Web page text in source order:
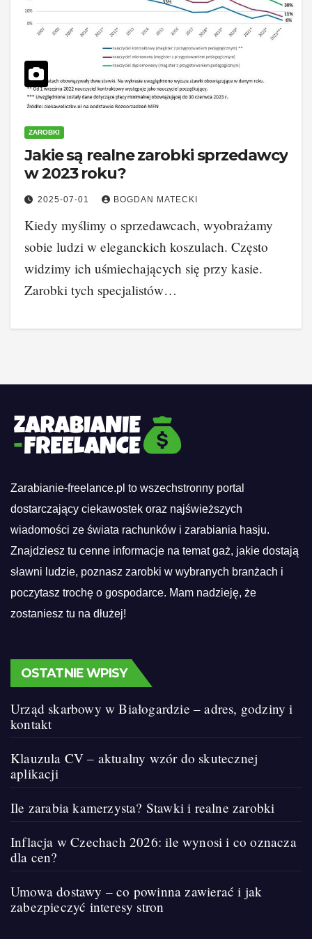
ZAROBKI
Jakie są realne zarobki sprzedawcy
w 2023 roku?
2025-07-01 BOGDAN MATECKI
Kiedy myślimy o sprzedawcach, wyobrażamy
sobie ludzi w eleganckich koszulach. Często
widzimy ich uśmiechających się przy kasie.
Zarobki tych specjalistów…
Zarabianie-freelance.pl to wszechstronny portal
dostarczający ciekawostek oraz najświeższych
wiadomości ze świata rachunków i zarabiania hasju.
Znajdziesz tu cenne informacje na temat gaż, jakie dostają
sławni ludzie, poznasz zarobki w wybranych branżach i
poczytasz trochę o gospodarce. Mam nadzieję, że
zostaniesz tu na dłużej!
OSTATNIE WPISY
Urząd skarbowy w Białogardzie – adres, godziny i
kontakt
Klauzula CV – aktualny wzór do skutecznej
aplikacji
Ile zarabia kamerzysta? Stawki i realne zarobki
Inflacja w Czechach 2026: ile wynosi i co oznacza
dla cen?
Umowa dostawy – co powinna zawierać i jak
zabezpieczyć interesy stron